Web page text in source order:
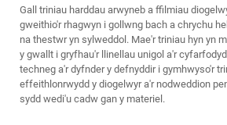
Gall triniau harddau arwyneb a ffilmiau
gweithio'r rhagwyn i gollwng bach a chrychu
na thestwr yn sylweddol. Mae'r triniau hyn yn
y gwallt i gryfhau'r llinellau unigol a'r
techneg a'r dyfnder y defnyddir i gymhwyso'r
effeithlonrwydd y diogelwyr a'r nodweddion
sydd wedi'u cadw gan y materiel.